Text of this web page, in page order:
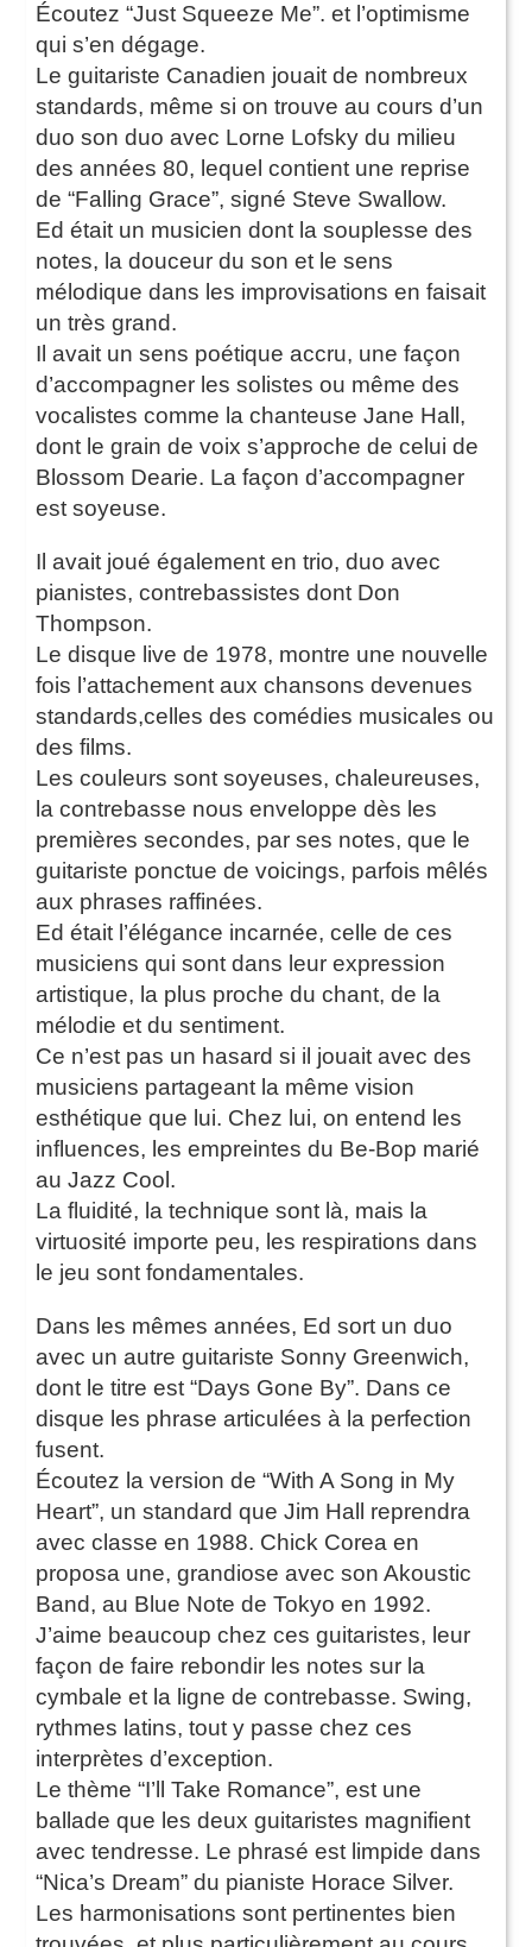
Écoutez “Just Squeeze Me”. et l’optimisme
qui s’en dégage.
Le guitariste Canadien jouait de nombreux
standards, même si on trouve au cours d’un
duo son duo avec Lorne Lofsky du milieu
des années 80, lequel contient une reprise
de “Falling Grace”, signé Steve Swallow.
Ed était un musicien dont la souplesse des
notes, la douceur du son et le sens
mélodique dans les improvisations en faisait
un très grand.
Il avait un sens poétique accru, une façon
d’accompagner les solistes ou même des
vocalistes comme la chanteuse Jane Hall,
dont le grain de voix s’approche de celui de
Blossom Dearie. La façon d’accompagner
est soyeuse.
Il avait joué également en trio, duo avec
pianistes, contrebassistes dont Don
Thompson.
Le disque live de 1978, montre une nouvelle
fois l’attachement aux chansons devenues
standards,celles des comédies musicales ou
des films.
Les couleurs sont soyeuses, chaleureuses,
la contrebasse nous enveloppe dès les
premières secondes, par ses notes, que le
guitariste ponctue de voicings, parfois mêlés
aux phrases raffinées.
Ed était l’élégance incarnée, celle de ces
musiciens qui sont dans leur expression
artistique, la plus proche du chant, de la
mélodie et du sentiment.
Ce n’est pas un hasard si il jouait avec des
musiciens partageant la même vision
esthétique que lui. Chez lui, on entend les
influences, les empreintes du Be-Bop marié
au Jazz Cool.
La fluidité, la technique sont là, mais la
virtuosité importe peu, les respirations dans
le jeu sont fondamentales.
Dans les mêmes années, Ed sort un duo
avec un autre guitariste Sonny Greenwich,
dont le titre est “Days Gone By”. Dans ce
disque les phrase articulées à la perfection
fusent.
Écoutez la version de “With A Song in My
Heart”, un standard que Jim Hall reprendra
avec classe en 1988. Chick Corea en
proposa une, grandiose avec son Akoustic
Band, au Blue Note de Tokyo en 1992.
J’aime beaucoup chez ces guitaristes, leur
façon de faire rebondir les notes sur la
cymbale et la ligne de contrebasse. Swing,
rythmes latins, tout y passe chez ces
interprètes d’exception.
Le thème “I’ll Take Romance”, est une
ballade que les deux guitaristes magnifient
avec tendresse. Le phrasé est limpide dans
“Nica’s Dream” du pianiste Horace Silver.
Les harmonisations sont pertinentes bien